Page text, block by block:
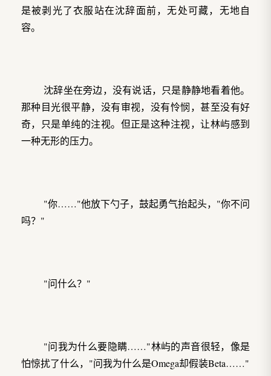
是被剥光了衣服站在沈辞面前，无处可藏，无地自
容。
沈辞坐在旁边，没有说话，只是静静地看着他。
那种目光很平静，没有审视，没有怜悯，甚至没有好
奇，只是单纯的注视。但正是这种注视，让林屿感到
一种无形的压力。
"你……"他放下勺子，鼓起勇气抬起头，"你不问
吗？"
"问什么？"
"问我为什么要隐瞒……"林屿的声音很轻，像是
怕惊扰了什么，"问我为什么是Omega却假装Beta……"